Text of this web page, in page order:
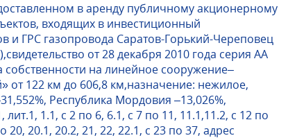
в аренду публичному акционерному
входящих в инвестиционный
и ГРС газопровода Саратов-Горький-Череповец
от 28 декабря 2010 года серия АА
на линейное сооружение–
от 122 км до 606,8 км,назначение: нежилое,
Республика Мордовия –13,026%,
1.1, с 2 по 6, 6.1, с 7 по 11, 11.1,11.2, с 12 по
20, 20.1, 20.2, 21, 22, 22.1, с 23 по 37, адрес